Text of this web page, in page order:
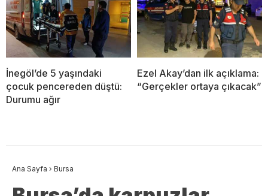
İnegöl’de 5 yaşındaki
çocuk pencereden düştü:
Durumu ağır
Ezel Akay’dan ilk açıklama:
“Gerçekler ortaya çıkacak”
Ana Sayfa › Bursa